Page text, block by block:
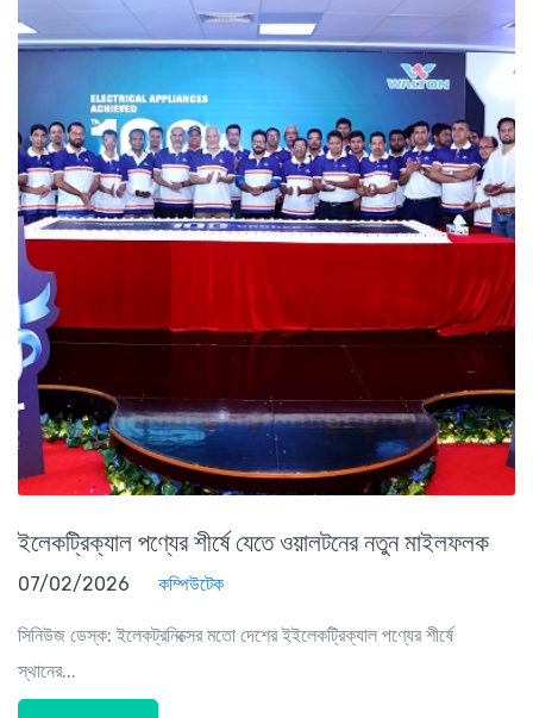
ইলেকট্রিক্যাল পণ্যের শীর্ষে যেতে ওয়ালটনের নতুন মাইলফলক
07/02/2026 কম্পিউটেক
সিনিউজ ডেস্ক: ইলেকট্রনিক্সের মতো দেশের ইইলেকট্রিক্যাল পণ্যের শীর্ষে
স্থানের...